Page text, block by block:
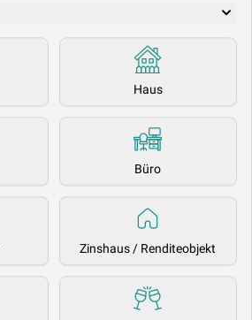
Haus
Büro
Zinshaus / Renditeobjekt